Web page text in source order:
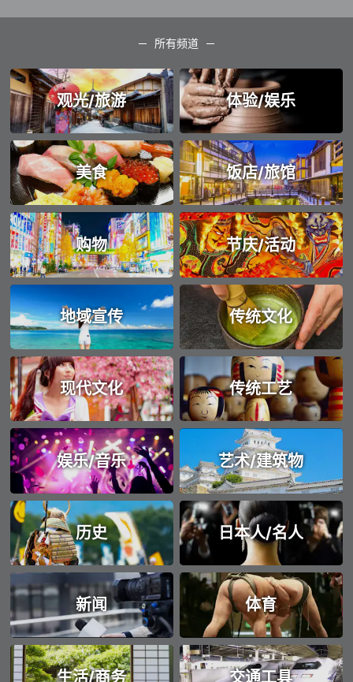
所有频道
观光/旅游 体验/娱乐
美食 饭店/旅馆
购物 节庆/活动
地域宣传 传统文化
现代文化 传统工艺
娱乐/音乐 艺术/建筑物
历史 日本人/名人
新闻 体育
生活/商务 交通工具